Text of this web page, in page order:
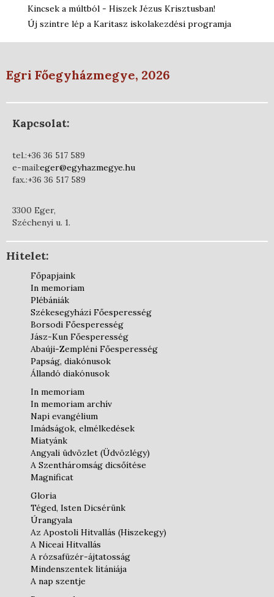
Kincsek a múltból - Hiszek Jézus Krisztusban!
Új szintre lép a Karitasz iskolakezdési programja
Egri Főegyházmegye, 2026
Kapcsolat:
tel.:+36 36 517 589
e-mail:eger@egyhazmegye.hu
fax.:+36 36 517 589
3300 Eger,
Széchenyi u. 1.
Hitelet:
Főpapjaink
In memoriam
Plébániák
Székesegyházi Főesperesség
Borsodi Főesperesség
Jász-Kun Főesperesség
Abaúji-Zempléni Főesperesség
Papság, diakónusok
Állandó diakónusok
In memoriam
In memoriam archív
Napi evangélium
Imádságok, elmélkedések
Miatyánk
Angyali üdvözlet (Üdvözlégy)
A Szentháromság dicsőítése
Magnificat
Gloria
Téged, Isten Dicsérünk
Úrangyala
Az Apostoli Hitvallás (Hiszekegy)
A Niceai Hitvallás
A rózsafüzér-ájtatosság
Mindenszentek litániája
A nap szentje